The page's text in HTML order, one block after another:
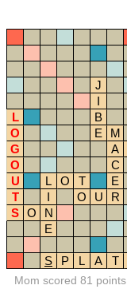
J
I
L
B
O
E M
G
A
O
C
U
L O T E
T
I O U R
S O N
E
S
P L A T
Mom scored 81 points